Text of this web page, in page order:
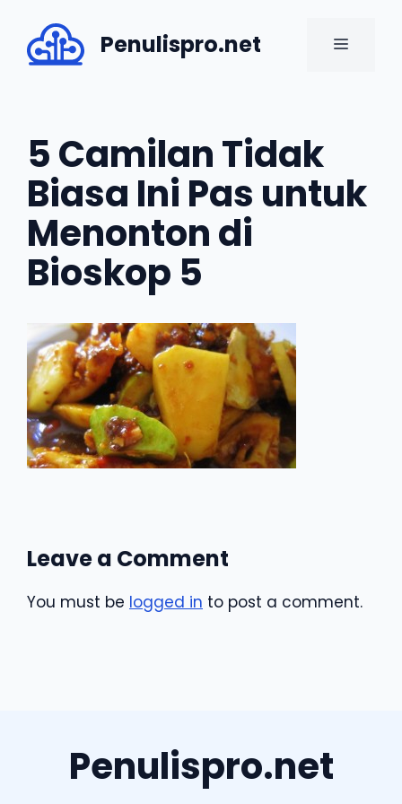
content
Penulispro.net MENU
5 Camilan Tidak
Biasa Ini Pas untuk
Menonton di
Bioskop 5
Leave a Comment
You must be logged in to post a comment.
Penulispro.net